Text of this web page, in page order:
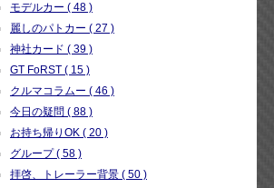
モデルカー ( 48 )
麗しのパトカー ( 27 )
神社カード ( 39 )
GT FoRST ( 15 )
クルマコラムー ( 46 )
今日の疑問 ( 88 )
お持ち帰りOK ( 20 )
グループ ( 58 )
拝啓、トレーラー背景 ( 50 )